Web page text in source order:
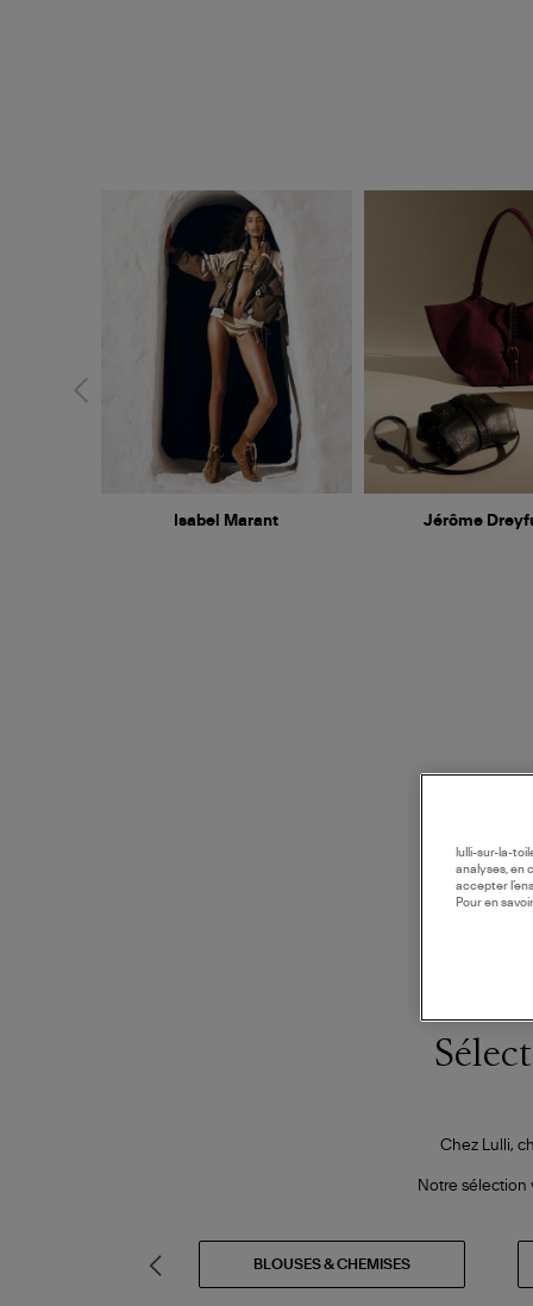
Isabel Marant Jérôme
Chez Lulli,
Notre sélection
BLOUSES & CHEMISES
lulli-sur-la-
analyses, en
accepter
Pour en